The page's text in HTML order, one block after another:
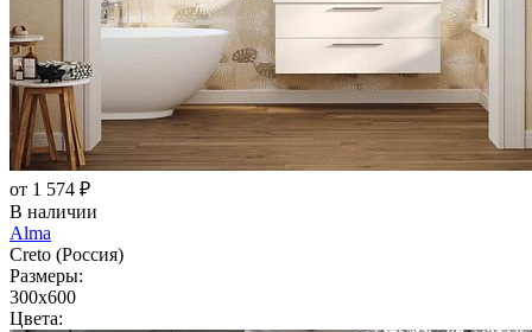
от 1 574 ₽
В наличии
Alma
Creto (Россия)
Размеры:
300x600
Цвета: